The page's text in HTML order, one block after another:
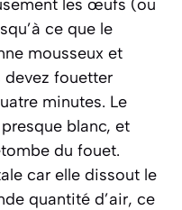
les œufs (ou
ce que le
mousseux et
devez fouetter
minutes. Le
blanc, et
du fouet.
car elle dissout le
quantité d’air, ce